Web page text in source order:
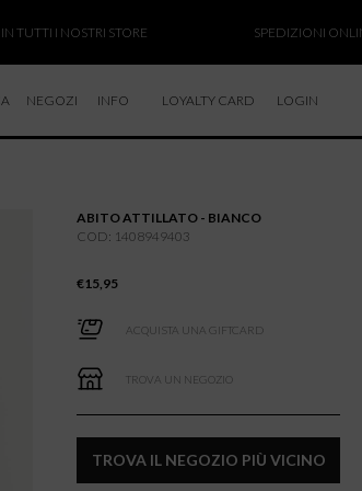
I NOSTRI STORE SPEDIZIONI ONLINE
NEGOZI INFO
RESI E RIMBORSI
LOYALTY CARD LOGIN
ABITO ATTILLATO - BIANCO
COD: 1408949403
€15,95
ACQUISTA UNA GIFTCARD
TROVA UN NEGOZIO
TROVA IL NEGOZIO PIÙ VICINO